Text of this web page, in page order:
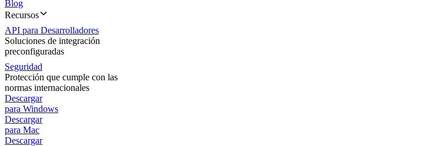
Blog
Recursos
API para Desarrolladores
Soluciones de integración
preconfiguradas
Seguridad
Protección que cumple con las
normas internacionales
Descargar
para Windows
Descargar
para Mac
Descargar